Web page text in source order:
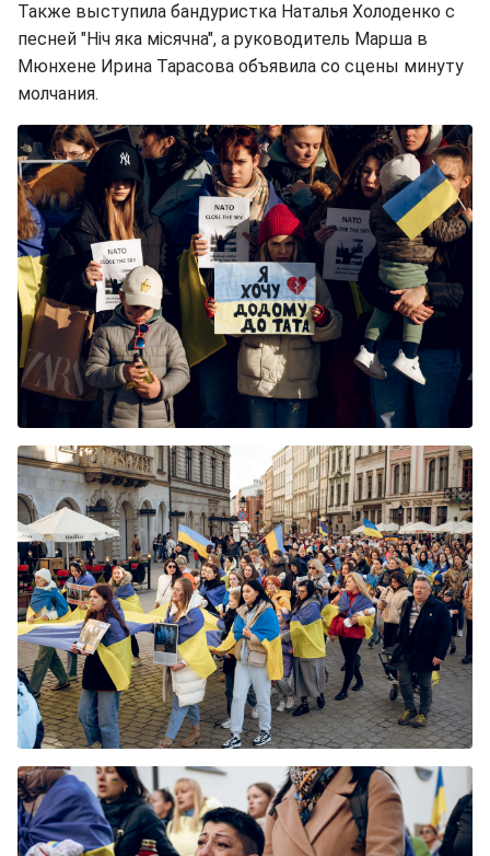
Также выступила бандуристка Наталья Холоденко с
песней "Ніч яка місячна", а руководитель Марша в
Мюнхене Ирина Тарасова объявила со сцены минуту
молчания.